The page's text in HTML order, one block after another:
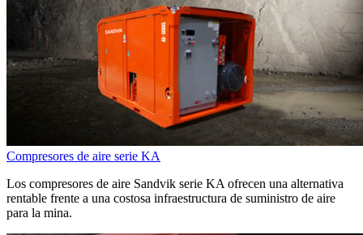
Compresores de aire serie KA
Los compresores de aire Sandvik serie KA ofrecen una alternativa
rentable frente a una costosa infraestructura de suministro de aire
para la mina.